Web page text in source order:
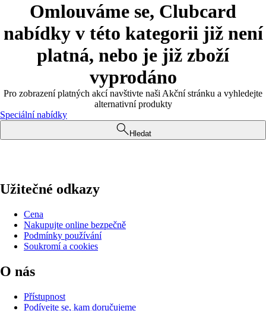
Omlouváme se, Clubcard
nabídky v této kategorii již není
platná, nebo je již zboží
vyprodáno
Pro zobrazení platných akcí navštivte naši Akční stránku a vyhledejte
alternativní produkty
Speciální nabídky
Hledat
Užitečné odkazy
Cena
Nakupujte online bezpečně
Podmínky používání
Soukromí a cookies
O nás
Přístupnost
Podívejte se, kam doručujeme